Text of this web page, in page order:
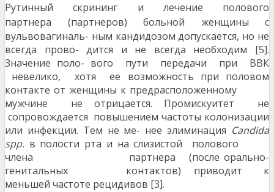
Рутинный скрининг и лечение полового
партнера (партнеров) больной женщины с
вульвовагиналь- ным кандидозом допускается, но не
всегда прово- дится и не всегда необходим [5].
Значение поло- вого пути передачи при ВВК
невелико, хотя ее возможность при половом
контакте от женщины к предрасположенному
мужчине не отрицается. Промискуитет не
сопровождается повышением частоты колонизации
или инфекции. Тем не ме- нее элиминация Candida
spp. в полости рта и на слизистой полового
члена партнера (после орально-
генитальных контактов) приводит к
меньшей частоте рецидивов [3].